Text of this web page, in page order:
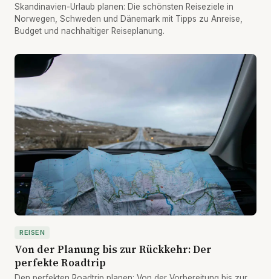
Skandinavien-Urlaub planen: Die schönsten Reiseziele in
Norwegen, Schweden und Dänemark mit Tipps zu Anreise,
Budget und nachhaltiger Reiseplanung.
REISEN
Von der Planung bis zur Rückkehr: Der
perfekte Roadtrip